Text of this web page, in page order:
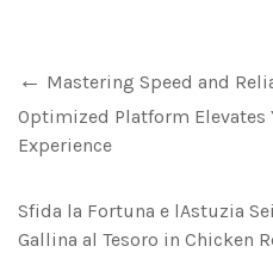
Mastering Speed and
Optimized Platform Elevates
Experience
Sfida la Fortuna e lAstuzia
Gallina al Tesoro in Chicken